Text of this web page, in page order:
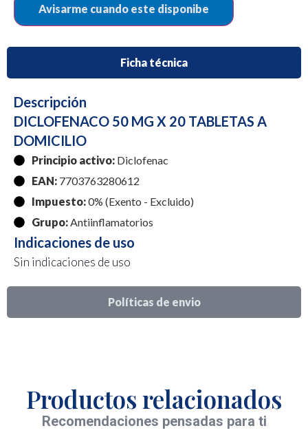
Ficha técnica
Políticas de envio
Descripción
DICLOFENACO 50 MG X 20 TABLETAS A
DOMICILIO
Principio activo: Diclofenac
EAN: 7703763280612
Impuesto:0% (Exento - Excluido)
Grupo:Antiinflamatorios
Indicaciones de uso
Sin indicaciones de uso
Productos relacionados
Recomendaciones pensadas para ti